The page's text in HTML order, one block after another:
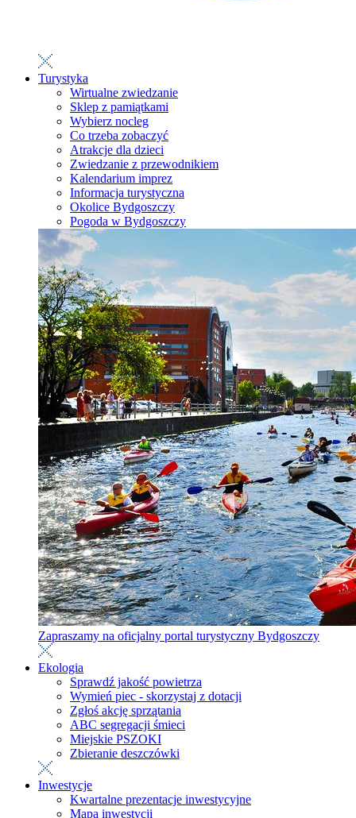
Turystyka
Wirtualne zwiedzanie
Sklep z pamiątkami
Wybierz nocleg
Co trzeba zobaczyć
Atrakcje dla dzieci
Zwiedzanie z przewodnikiem
Kalendarium imprez
Informacja turystyczna
Okolice Bydgoszczy
Pogoda w Bydgoszczy
Zapraszamy na oficjalny portal turystyczny Bydgoszczy
Ekologia
Sprawdź jakość powietrza
Wymień piec - skorzystaj z dotacji
Zgłoś akcję sprzątania
ABC segregacji śmieci
Miejskie PSZOKI
Zbieranie deszczówki
Inwestycje
Kwartalne prezentacje inwestycyjne
Mapa inwestycji